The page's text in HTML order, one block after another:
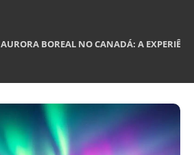
AURORA BOREAL NO CANADÁ: A